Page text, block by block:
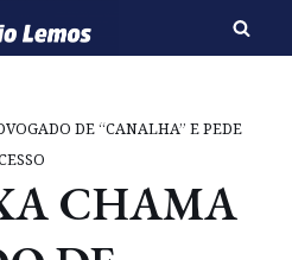
DE “CANALHA” E PEDE
CHAMA